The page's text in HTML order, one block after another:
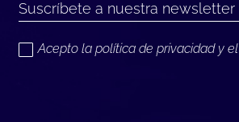
Acepto la política de privacidad y el